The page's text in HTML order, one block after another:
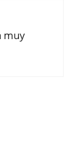
muy